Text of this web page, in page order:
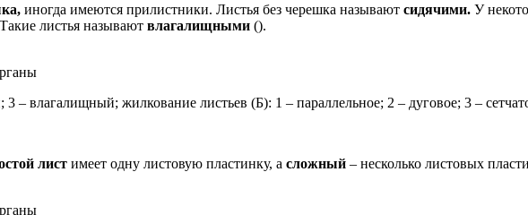
иногда имеются прилистники. Листья без черешка называют сидячими. У
листья называют влагалищными ().
– влагалищный; жилкование листьев (Б): 1 – параллельное; 2 – дуговое; 3 –
лист имеет одну листовую пластинку, а сложный – несколько листовых